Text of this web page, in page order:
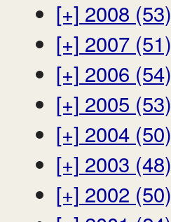
[+] 2008 (53)
[+] 2007 (51)
[+] 2006 (54)
[+] 2005 (53)
[+] 2004 (50)
[+] 2003 (48)
[+] 2002 (50)